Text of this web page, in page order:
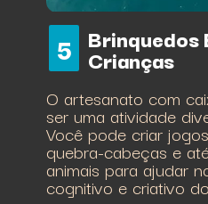
O artesanato com
ser uma atividade
Você pode criar
quebra-cabeças e
animais para ajudar
cognitivo e criativo
Brinquedos
Crianças
5